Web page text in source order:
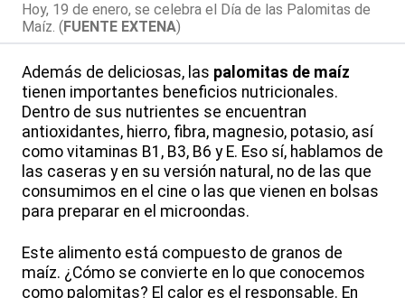
Hoy, 19 de enero, se celebra el Día de las Palomitas de
Maíz. (FUENTE EXTENA)
Además de deliciosas, las palomitas de maíz
tienen importantes beneficios nutricionales.
Dentro de sus nutrientes se encuentran
antioxidantes, hierro, fibra, magnesio, potasio, así
como vitaminas B1, B3, B6 y E. Eso sí, hablamos de
las caseras y en su versión natural, no de las que
consumimos en el cine o las que vienen en bolsas
para preparar en el microondas.
Este alimento está compuesto de granos de
maíz. ¿Cómo se convierte en lo que conocemos
como palomitas? El calor es el responsable. En